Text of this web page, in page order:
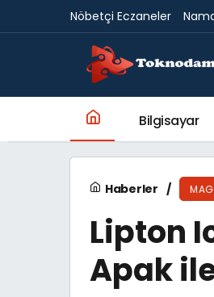
Nöbetçi Eczaneler
Bilgisayar
Haberler
Lipton
Apak
Esra Lora, yazın